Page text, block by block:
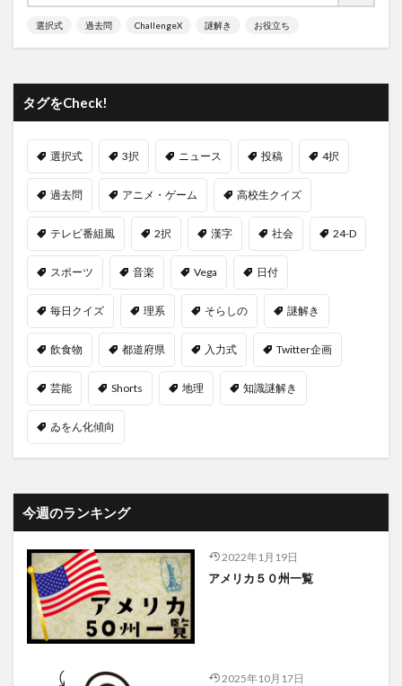
選択式 過去問 ChallengeX 謎解き お役立ち
タグをCheck!
選択式 3択 ニュース 投稿 4択
過去問 アニメ・ゲーム 高校生クイズ
テレビ番組風 2択 漢字 社会 24-D
スポーツ 音楽 Vega 日付
毎日クイズ 理系 そらしの 謎解き
飲食物 都道府県 入力式 Twitter企画
芸能 Shorts 地理 知識謎解き
ゐをん化傾向
今週のランキング
2022年1月19日
アメリカ５０州一覧
2025年10月17日